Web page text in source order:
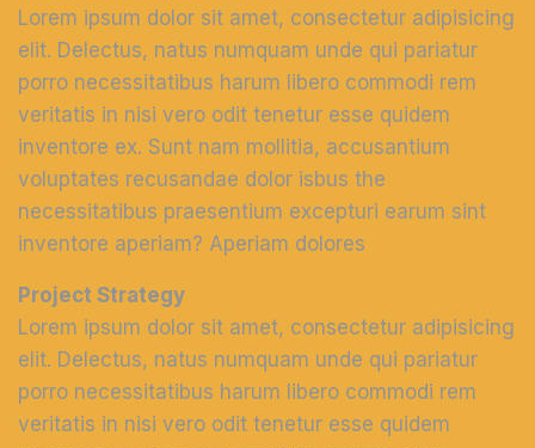
Lorem ipsum dolor sit amet, consectetur adipisicing
elit. Delectus, natus numquam unde qui pariatur
porro necessitatibus harum libero commodi rem
veritatis in nisi vero odit tenetur esse quidem
inventore ex. Sunt nam mollitia, accusantium
voluptates recusandae dolor isbus the
necessitatibus praesentium excepturi earum sint
inventore aperiam? Aperiam dolores
Project Strategy
Lorem ipsum dolor sit amet, consectetur adipisicing
elit. Delectus, natus numquam unde qui pariatur
porro necessitatibus harum libero commodi rem
veritatis in nisi vero odit tenetur esse quidem